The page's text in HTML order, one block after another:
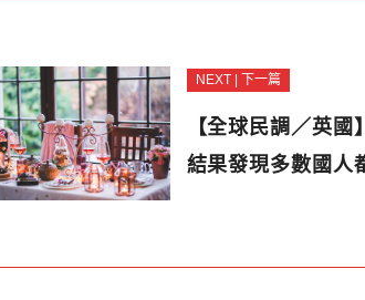
NEXT | 下一篇
【全球民調／英
結果發現多數國人